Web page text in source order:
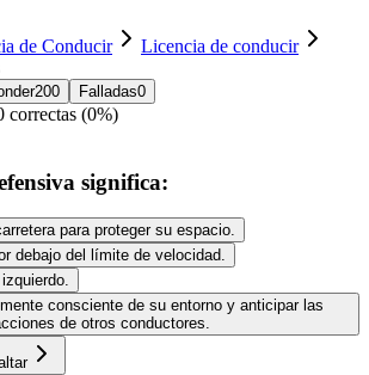
de Conducir
Licencia de conducir
200 Falladas0
correctas (0%)
significa:
para proteger su espacio.
debajo del límite de velocidad.
consciente de su entorno y anticipar las
de otros conductores.